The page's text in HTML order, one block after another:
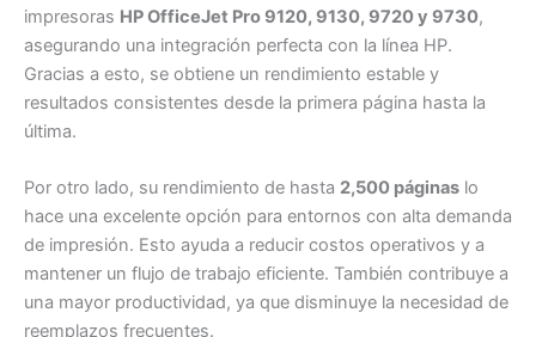
impresoras HP OfficeJet Pro 9120, 9130, 9720 y 9730,
asegurando una integración perfecta con la línea HP.
Gracias a esto, se obtiene un rendimiento estable y
resultados consistentes desde la primera página hasta la
última.
Por otro lado, su rendimiento de hasta 2,500 páginas lo
hace una excelente opción para entornos con alta demanda
de impresión. Esto ayuda a reducir costos operativos y a
mantener un flujo de trabajo eficiente. También contribuye a
una mayor productividad, ya que disminuye la necesidad de
reemplazos frecuentes.